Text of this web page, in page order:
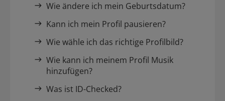
Wie ändere ich mein Geburtsdatum?
Kann ich mein Profil pausieren?
Wie wähle ich das richtige Profilbild?
Wie kann ich meinem Profil Musik
hinzufügen?
Was ist ID-Checked?